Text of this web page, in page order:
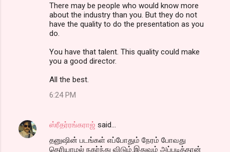
There may be people who would know more
about the industry than you. But they do not
have the quality to do the presentation as you
do.
You have that talent. This quality could make
you a good director.
All the best.
6:24 PM
ஸ்ரீதர்ரங்கராஜ் said…
தனுஷின் படங்கள் எப்போதும் நேரம் போவது
தெரியாமல் நகர்ந்து விடும்.இதுவும் அப்படித்தான்